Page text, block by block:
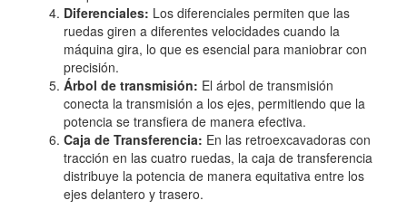
Diferenciales: Los diferenciales permiten que las
ruedas giren a diferentes velocidades cuando la
máquina gira, lo que es esencial para maniobrar con
precisión.
Árbol de transmisión: El árbol de transmisión
conecta la transmisión a los ejes, permitiendo que la
potencia se transfiera de manera efectiva.
Caja de Transferencia: En las retroexcavadoras con
tracción en las cuatro ruedas, la caja de transferencia
distribuye la potencia de manera equitativa entre los
ejes delantero y trasero.